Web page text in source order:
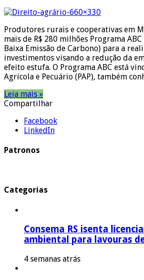
Produtores rurais e cooperativas em
mais de R$ 280 milhões Programa
Baixa Emissão de Carbono) para a
investimentos visando a redução da
efeito estufa. O Programa ABC está
Agrícola e Pecuário (PAP), também
Leia mais »
Compartilhar
Facebook
LinkedIn
Patronos
Categorias
Consema RS isenta
ambiental para lavouras
4 semanas atrás